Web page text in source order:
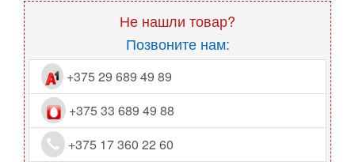
Не нашли товар?
Позвоните нам:
+375 29 689 49 89
+375 33 689 49 88
+375 17 360 22 60